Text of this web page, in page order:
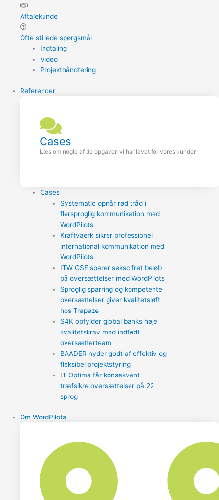
Aftalekunde
Ofte stillede spørgsmål
Indtaling
Video
Projekthåndtering
Referencer
Cases
Læs om nogle af de opgaver, vi har lavet for vores kunder
Cases
Systematic opnår rød tråd i
flersproglig kommunikation med
WordPilots
Kraftvaerk sikrer professionel
international kommunikation med
WordPilots
ITW GSE sparer sekscifret beløb
på oversættelser med WordPilots
Sproglig sparring og kompetente
oversættelser giver kvalitetsløft
hos Trapeze
S4K opfylder global banks høje
kvalitetskrav med indfødt
oversætterteam
BAADER nyder godt af effektiv og
fleksibel projektstyring
IT Optima får konsekvent
træfsikre oversættelser på 22
sprog
Om WordPilots